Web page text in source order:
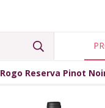
Rogo Reserva Pinot